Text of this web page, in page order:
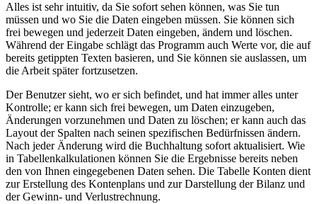
Alles ist sehr intuitiv, da Sie sofort sehen können, was Sie tun
müssen und wo Sie die Daten eingeben müssen. Sie können sich
frei bewegen und jederzeit Daten eingeben, ändern und löschen.
Während der Eingabe schlägt das Programm auch Werte vor, die auf
bereits getippten Texten basieren, und Sie können sie auslassen, um
die Arbeit später fortzusetzen.
Der Benutzer sieht, wo er sich befindet, und hat immer alles unter
Kontrolle; er kann sich frei bewegen, um Daten einzugeben,
Änderungen vorzunehmen und Daten zu löschen; er kann auch das
Layout der Spalten nach seinen spezifischen Bedürfnissen ändern.
Nach jeder Änderung wird die Buchhaltung sofort aktualisiert. Wie
in Tabellenkalkulationen können Sie die Ergebnisse bereits neben
den von Ihnen eingegebenen Daten sehen. Die Tabelle Konten dient
zur Erstellung des Kontenplans und zur Darstellung der Bilanz und
der Gewinn- und Verlustrechnung.